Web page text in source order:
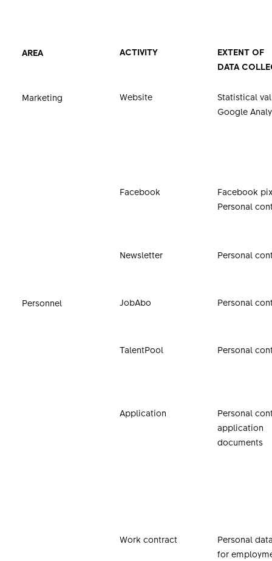
AREA ACTIVITY
EXTENT OF
DATA
Marketing Website
Statistical
Google
Facebook
Facebook
Personal
Newsletter Personal
Personnel JobAbo Personal
TalentPool Personal
Application
Personal
application
documents
Work contract
Personal
for